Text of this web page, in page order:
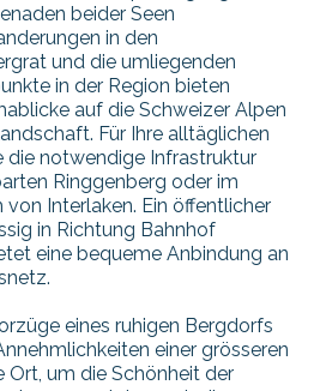
beider Seen
in den
und die umliegenden
in der Region bieten
auf die Schweizer Alpen
Für Ihre alltäglichen
die notwendige Infrastruktur
Ringgenberg oder im
Interlaken. Ein öffentlicher
in Richtung Bahnhof
eine bequeme Anbindung an
eines ruhigen Bergdorfs
einer grösseren
Ort, um die Schönheit der